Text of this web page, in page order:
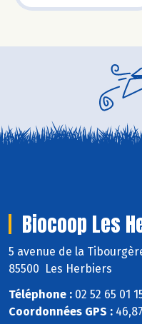
Biocoop Les
5 avenue de la
85500 Les Herbiers
Téléphone : 02 52 65 01
Coordonnées GPS :